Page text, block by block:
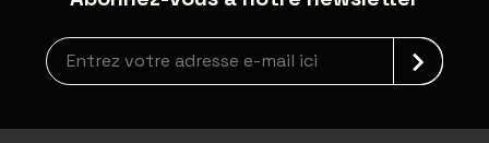
newsLetterLabel